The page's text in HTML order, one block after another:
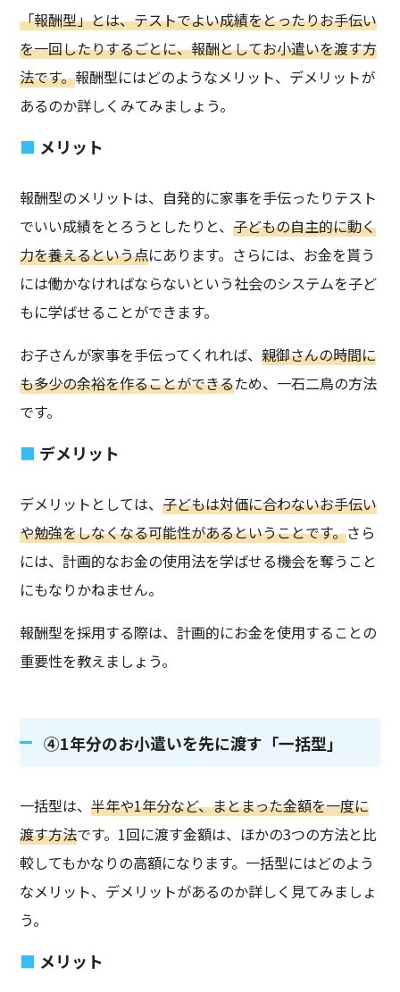
「報酬型」とは、テストでよい成績をとったりお手伝い
を一回したりするごとに、報酬としてお小遣いを渡す方
法です。報酬型にはどのようなメリット、デメリットが
あるのか詳しくみてみましょう。
メリット
報酬型のメリットは、自発的に家事を手伝ったりテスト
でいい成績をとろうとしたりと、子どもの自主的に動く
力を養えるという点にあります。さらには、お金を貰う
には働かなければならないという社会のシステムを子ど
もに学ばせることができます。
お子さんが家事を手伝ってくれれば、親御さんの時間に
も多少の余裕を作ることができるため、一石二鳥の方法
です。
デメリット
デメリットとしては、子どもは対価に合わないお手伝い
や勉強をしなくなる可能性があるということです。さら
には、計画的なお金の使用法を学ばせる機会を奪うこと
にもなりかねません。
報酬型を採用する際は、計画的にお金を使用することの
重要性を教えましょう。
④1年分のお小遣いを先に渡す「一括型」
一括型は、半年や1年分など、まとまった金額を一度に
渡す方法です。1回に渡す金額は、ほかの3つの方法と比
較してもかなりの高額になります。一括型にはどのよう
なメリット、デメリットがあるのか詳しく見てみましょ
う。
メリット